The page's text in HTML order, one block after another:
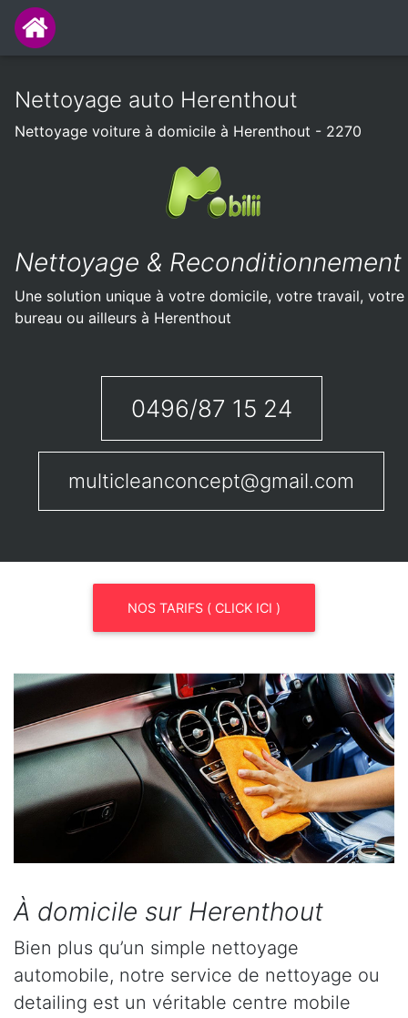
Nettoyage auto Herenthout
Nettoyage voiture à domicile à Herenthout - 2270
Nettoyage & Reconditionnement
Une solution unique à votre domicile, votre travail, votre
bureau ou ailleurs à Herenthout
0496/87 15 24
multicleanconcept@gmail.com
NOS TARIFS ( CLICK ICI )
À domicile sur Herenthout
Bien plus qu’un simple nettoyage
automobile, notre service de nettoyage ou
detailing est un véritable centre mobile